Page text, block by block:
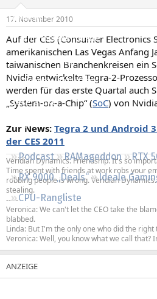
Aktuelles
Empfohlene Inhalte
Neue Beiträge
Neueste Aktivitäten
Leserartikel
Regeln
Podcast RAMageddon
RTX
RX 9000 „Deals“
Ideale
CPU-Rangliste
e
r
t
a
m
17. November 2010
Auf der CES (Consumer Electronics
amerikanischen Las Vegas Anfang
taiwanischen Branchenkreisen ein
Nvidia entwickelte Tegra-2-
werden für das erste Quartal auch
„System-on-a-Chip“ (SoC) von
Zur News: Tegra 2 und Android
der CES 2011
Veridian Dynamics. Friendship. It's so
Time spent with friends at work robs your
robbing people is wrong. Veridian
stealing.
-----
Veronica: We can't let the CEO take the
blabbed.
Linda: But I'm the only one who did the right
Veronica: Well, you know what we call that?